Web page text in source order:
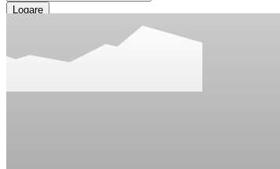
Ați uitat parola? obține ajutor
Recuperați-vă parola